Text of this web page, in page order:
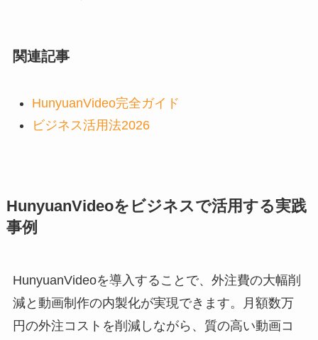
関連記事
HunyuanVideo完全ガイド
ビジネス活用法2026
HunyuanVideoをビジネスで活用する実践
事例
HunyuanVideoを導入することで、外注費の大幅削
減と動画制作の内製化が実現できます。月額数万
円の外注コストを削減しながら、質の高い動画コ